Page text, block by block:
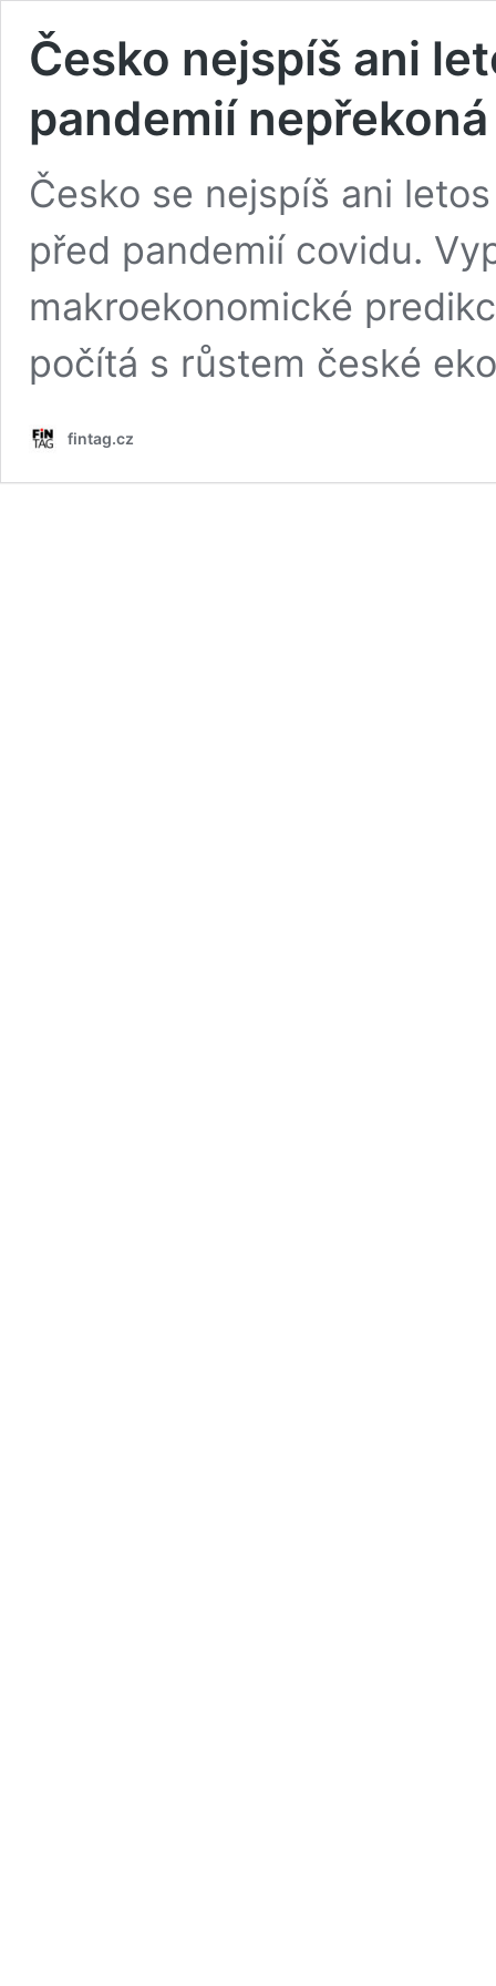
Česko nejspíš ani
pandemií nepřekoná
Česko se nejspíš ani
před pandemií covidu.
makroekonomické
počítá s růstem české
fintag.cz